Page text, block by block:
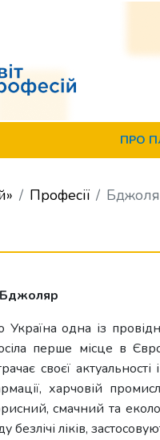
ПРО
Професії
Бджоляр
одна із
перше місце в
своєї
харчовій
смачний та
безлічі ліків,